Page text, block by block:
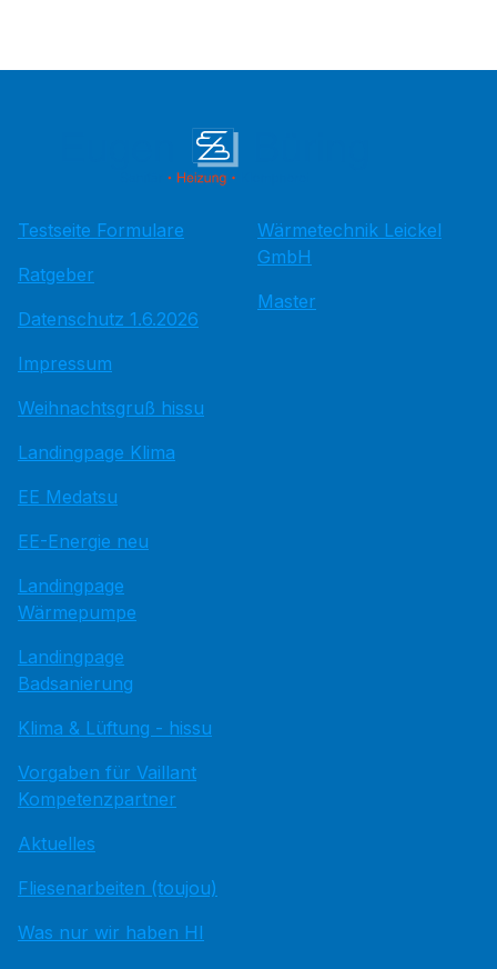
Testseite Formulare
Ratgeber
Datenschutz 1.6.2026
Impressum
Weihnachtsgruß hissu
Landingpage Klima
EE Medatsu
EE-Energie neu
Landingpage
Wärmepumpe
Landingpage
Badsanierung
Klima & Lüftung - hissu
Vorgaben für Vaillant
Kompetenzpartner
Aktuelles
Fliesenarbeiten (toujou)
Was nur wir haben HI
Wärmetechnik Leickel
GmbH
Master